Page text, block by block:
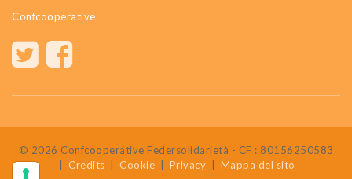
Confcooperative
© 2026 Confcooperative Federsolidarietà - CF : 80156250583
Credits Cookie Privacy Mappa del sito